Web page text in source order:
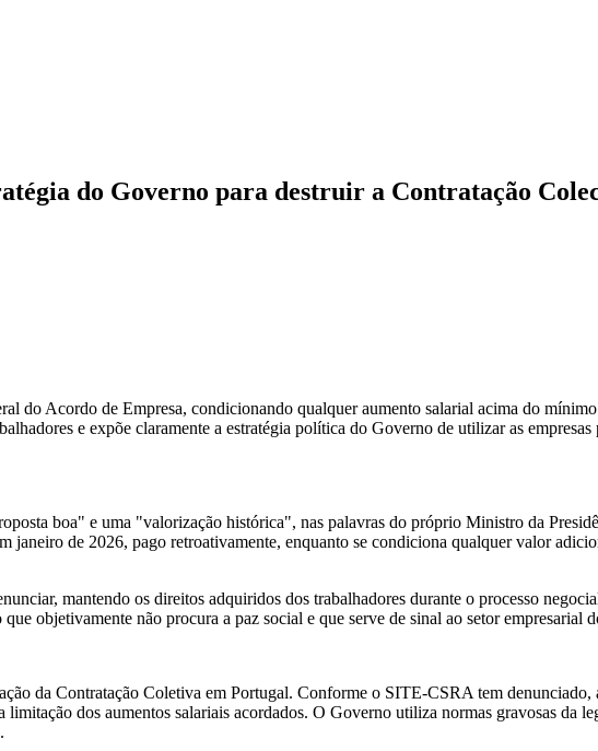
do Governo para destruir a Contratação
do Acordo de Empresa, condicionando qualquer aumento salarial acima do
e expõe claramente a estratégia política do Governo de utilizar as
boa" e uma "valorização histórica", nas palavras do próprio Ministro da
de 2026, pago retroativamente, enquanto se condiciona qualquer valor
mantendo os direitos adquiridos dos trabalhadores durante o processo
objetivamente não procura a paz social e que serve de sinal ao setor empresarial
da Contratação Coletiva em Portugal. Conforme o SITE-CSRA tem
dos aumentos salariais acordados. O Governo utiliza normas gravosas da